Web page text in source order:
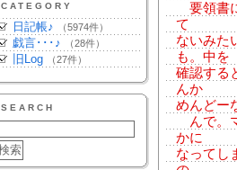
CATEGORY
日記帳♪ （5974件）
戯言･･･♪ （28件）
旧Log （27件）
SEARCH
要領書
て
ないみた
も。中を
確認する
んか
めんどー
んで。
かに
なってし